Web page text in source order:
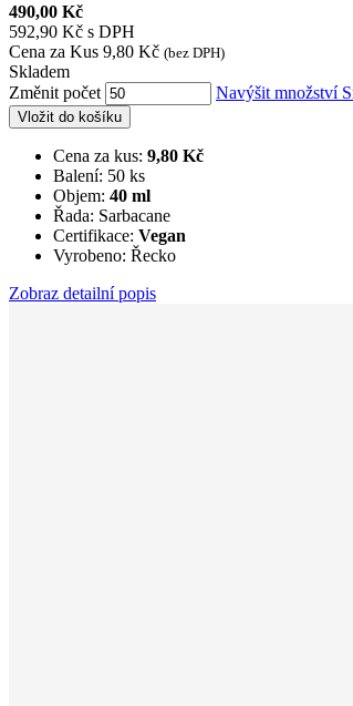
490,00 Kč
592,90 Kč s DPH
Cena za Kus 9,80 Kč (bez DPH)
Skladem
Změnit počet
Navýšit množství
Vložit do košíku
Cena za kus: 9,80 Kč
Balení: 50 ks
Objem: 40 ml
Řada: Sarbacane
Certifikace: Vegan
Vyrobeno: Řecko
Zobraz detailní popis